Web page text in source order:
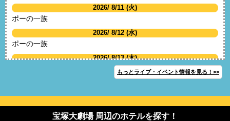
2026/ 8/11 (火)
ポーの一族
2026/ 8/12 (水)
ポーの一族
2026/ 8/13 (木)
2026/ 8/16 (日)
もっとライブ・イベント情報を見る！>>
宝塚大劇場 周辺のホテルを探す！